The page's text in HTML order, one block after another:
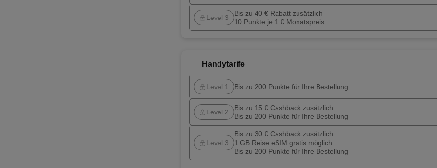
Level 3
Bis zu 40 € Rabatt zusätzlich
10 Punkte je 1 € Monatspreis
Handytarife
Level 1 Bis zu 200 Punkte für Ihre Bestellung
Level 2
Bis zu 15 € Cashback zusätzlich
Bis zu 200 Punkte für Ihre Bestellung
Level 3
Bis zu 30 € Cashback zusätzlich
1 GB Reise eSIM gratis möglich
Bis zu 200 Punkte für Ihre Bestellung